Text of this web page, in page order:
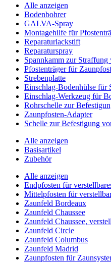
Alle anzeigen
Bodenbohrer
GALVA-Spray
Montagehilfe für
Reparaturlackstift
Reparaturspray
Spannkamm zur
Pfostenträger für
Strebenplatte
Einschlag-Bodenhülse für
Einschlag-Werkzeug für
Rohrschelle zur
Zaunpfosten-Adapter
Schelle zur Befestigung
Alle anzeigen
Basisartikel
Zubehör
Alle anzeigen
Endpfosten für
Mittelpfosten für
Zaunfeld Bordeaux
Zaunfeld Chaussee
Zaunfeld Chaussee,
Zaunfeld Circle
Zaunfeld Columbus
Zaunfeld Madrid
Zaunpfosten für